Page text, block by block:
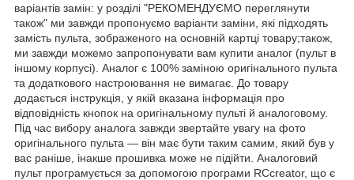
варіантів замін: у розділі "РЕКОМЕНДУЄМО переглянути
також" ми завжди пропонуємо варіанти заміни, які підходять
замість пульта, зображеного на основній картці товару;також,
ми завжди можемо запропонувати вам купити аналог (пульт в
іншому корпусі). Аналог є 100% заміною оригінального пульта
та додаткового настроювання не вимагає. До товару
додається інструкція, у якій вказана інформація про
відповідність кнопок на оригінальному пульті й аналоговому.
Під час вибору аналога завжди звертайте увагу на фото
оригінального пульта — він має бути таким самим, який був у
вас раніше, інакше прошивка може не підійти. Аналоговий
пульт програмується за допомогою програми RCcreator, що є